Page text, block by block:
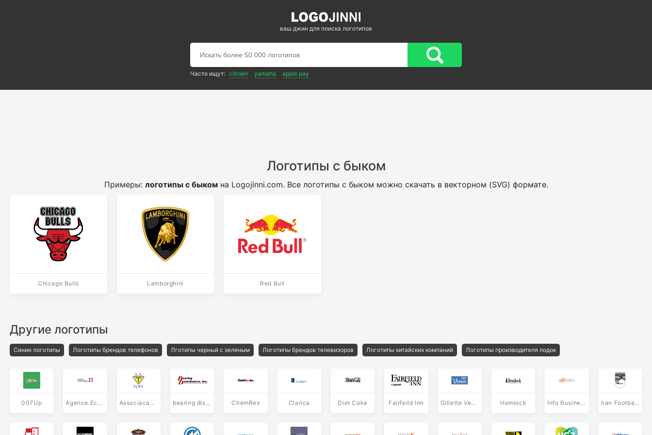
ваш джин для поиска логотипов
Часто ищут: citroën yamaha apple pay
Логотипы с быком
Примеры: логотипы с быкомна Logojinni.com. Все логотипы с быком можно скачать в векторном (SVG) формате.
Chicago Bulls Lamborghini Red Bull
Другие логотипы
Синие логотипы Логотипы брендов телефонов Лготипы черный с зеленым Логотипы брендов телевизоров Логотипы китайских компаний Логотипы производителя лодок
007Up Agence Economique Savoie Associacao Atletica Tupy SC bearing distributors ChemRex Clarica Diet Coke Fairfeild Inn Gillette Venus Hemlock Info Business Iran Football Federation